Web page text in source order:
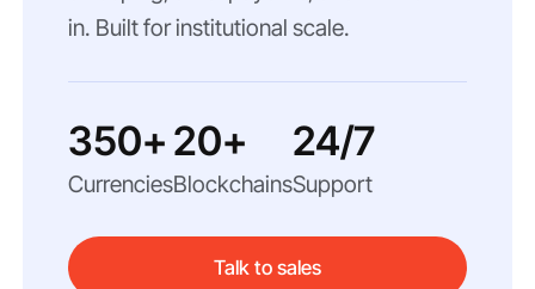
in. Built for institutional scale.
350+
Currencies
20+
Blockchains
24/7
Support
Talk to sales